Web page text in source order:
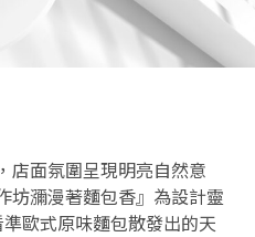
店面氛圍呈現明亮自然意
坊瀰漫著麵包香』為設計靈
歐式原味麵包散發出的天